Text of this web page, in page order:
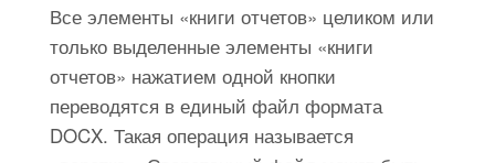
Все элементы «книги отчетов» целиком или
только выделенные элементы «книги
отчетов» нажатием одной кнопки
переводятся в единый файл формата
DOCX. Такая операция называется